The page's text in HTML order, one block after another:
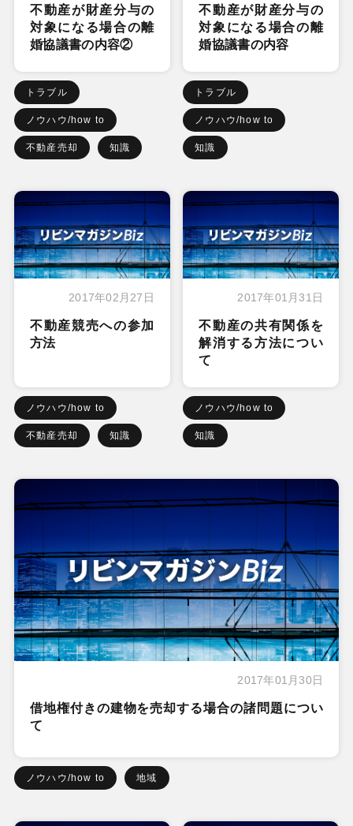
不動産が財産分与の
対象になる場合の離
婚協議書の内容②
トラブル
ノウハウ/how to
不動産売却 知識
不動産が財産分与の
対象になる場合の離
婚協議書の内容
トラブル
ノウハウ/how to
知識
2017年02月27日
不動産競売への参加
方法
ノウハウ/how to
不動産売却 知識
2017年01月31日
不動産の共有関係を
解消する方法につい
て
ノウハウ/how to
知識
2017年01月30日
借地権付きの建物を売却する場合の諸問題につい
て
ノウハウ/how to 地域